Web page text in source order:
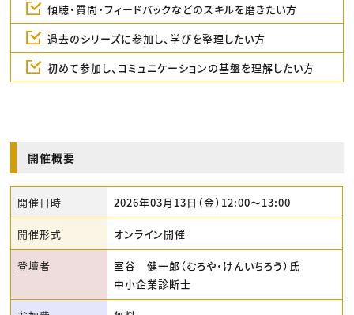
傾聴・質問・フィードバックなどのスキルを磨きたい方
過去のシリーズに参加し、学びを整理したい方
初めて参加し、コミュニケーションの基盤を理解したい方
開催概要
開催日時 2026年03月13日（金）12:00〜13:00
開催形式 オンライン開催
登壇者
室谷 健一郎（むろや・けんいちろう）氏
中小企業診断士